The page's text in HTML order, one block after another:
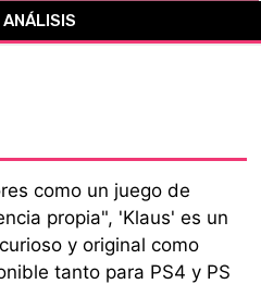
ANÁLISIS
como un juego de
propia", 'Klaus' es un
y original como
tanto para PS4 y PS